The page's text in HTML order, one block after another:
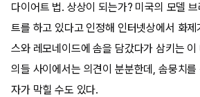
다이어트 법. 상상이 되는가? 미국의 모델
트를 하고 있다고 인정해 인터넷상에서 화
스와 레모네이드에 솜을 담갔다가 삼키는
의들 사이에서는 의견이 분분한데, 솜뭉치
자가 막힐 수도 있다.